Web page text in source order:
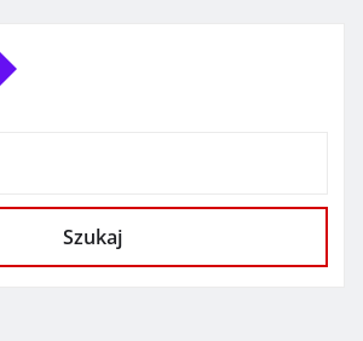
Szukaj